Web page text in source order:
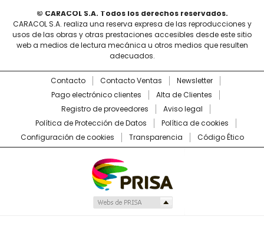
© CARACOL S.A. Todos los derechos reservados.
CARACOL S.A. realiza una reserva expresa de las reproducciones y
usos de las obras y otras prestaciones accesibles desde este sitio
web a medios de lectura mecánica u otros medios que resulten
adecuados.
Contacto Contacto Ventas
Newsletter
Pago electrónico clientes
Alta de Clientes
Registro de proveedores
Aviso legal
Política de Protección de Datos
Política de cookies
Configuración de cookies
Transparencia Código Ético